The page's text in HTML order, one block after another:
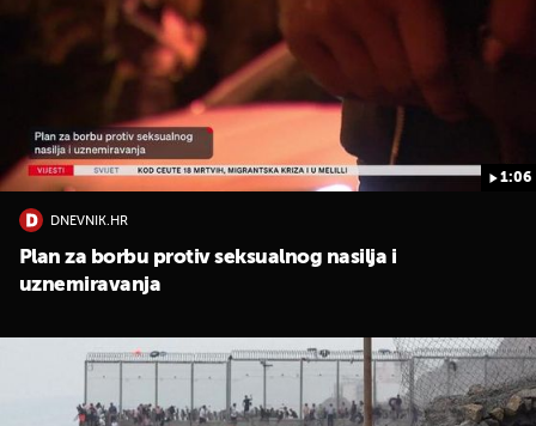
1:06
DNEVNIK.HR
Plan za borbu protiv seksualnog nasilja i
uznemiravanja